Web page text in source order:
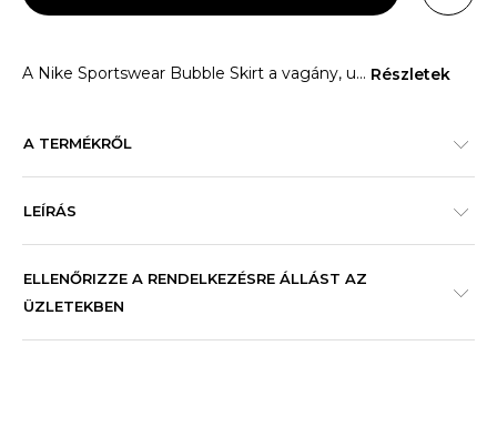
A Nike Sportswear Bubble Skirt a vagány, u... Részletek
A TERMÉKRŐL
LEÍRÁS
ELLENŐRIZZE A RENDELKEZÉSRE ÁLLÁST AZ
ÜZLETEKBEN